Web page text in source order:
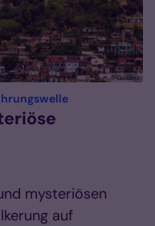
© Gulbins
:
mysteriösen
auf